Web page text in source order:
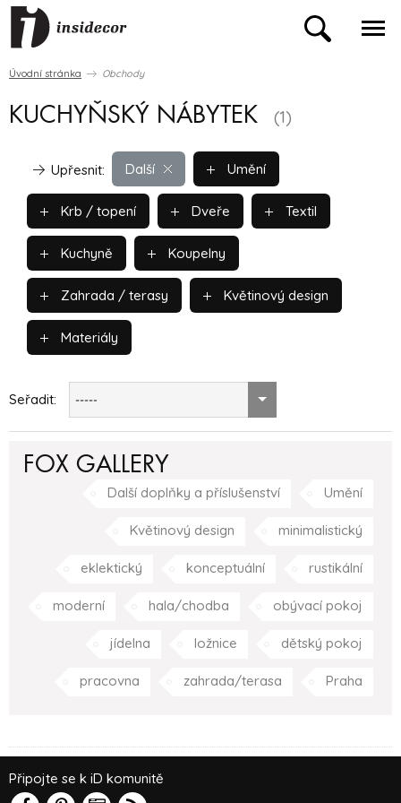
Úvodní stránka Obchody
KUCHYŇSKÝ NÁBYTEK (1)
Další
Upřesnit: Umění
Krb / topení Dveře Textil
Kuchyně Koupelny
Zahrada / terasy Květinový design
Materiály
Seřadit: -----
FOX GALLERY
Další doplňky a příslušenství Umění
Květinový design minimalistický
eklektický konceptuální rustikální
moderní hala/chodba obývací pokoj
jídelna ložnice dětský pokoj
pracovna zahrada/terasa Praha
Připojte se k iD komunitě